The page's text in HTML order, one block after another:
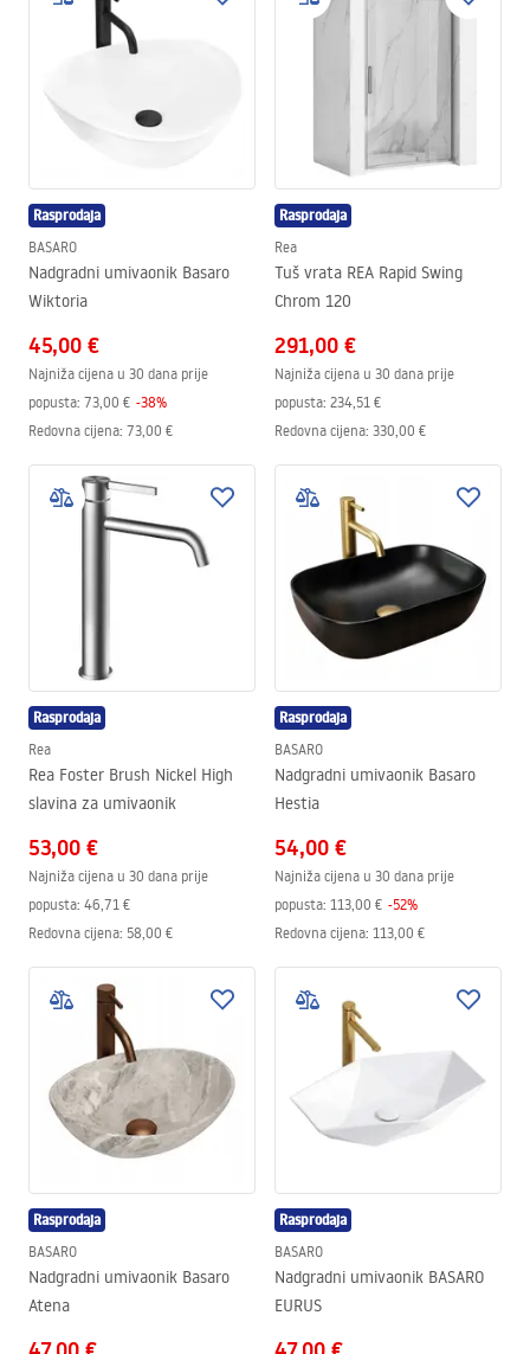
Rasprodaja
BASARO
Nadgradni umivaonik Basaro
Wiktoria
45,00 €
Najniža cijena u 30 dana prije
popusta: 73,00 € -38%
Redovna cijena: 73,00 €
Rasprodaja
Rea
Tuš vrata REA Rapid Swing
Chrom 120
291,00 €
Najniža cijena u 30 dana prije
popusta: 234,51 €
Redovna cijena: 330,00 €
Rasprodaja
Rea
Rea Foster Brush Nickel High
slavina za umivaonik
53,00 €
Najniža cijena u 30 dana prije
popusta: 46,71 €
Redovna cijena: 58,00 €
Rasprodaja
BASARO
Nadgradni umivaonik Basaro
Hestia
54,00 €
Najniža cijena u 30 dana prije
popusta: 113,00 € -52%
Redovna cijena: 113,00 €
Rasprodaja
BASARO
Nadgradni umivaonik Basaro
Atena
Rasprodaja
BASARO
Nadgradni umivaonik BASARO
EURUS